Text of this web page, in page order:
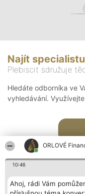
ORLOVÉ
10:46
Ahoj, rádi Vám
Najít specialistu
Plebiscit sdružuje
Hledáte odborníka ve
vyhledávání.